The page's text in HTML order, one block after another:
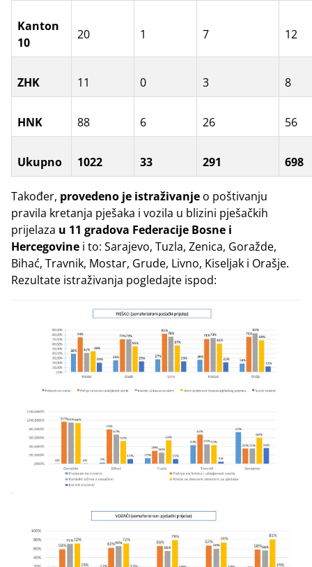
Kanton
10
20 1 7 12
ZHK 11 0 3 8
HNK 88 6 26 56
Ukupno 1022 33 291 698
Također, provedeno je istraživanje o poštivanju
pravila kretanja pješaka i vozila u blizini pješačkih
prijelaza u 11 gradova Federacije Bosne i
Hercegovine i to: Sarajevo, Tuzla, Zenica, Goražde,
Bihać, Travnik, Mostar, Grude, Livno, Kiseljak i Orašje.
Rezultate istraživanja pogledajte ispod: